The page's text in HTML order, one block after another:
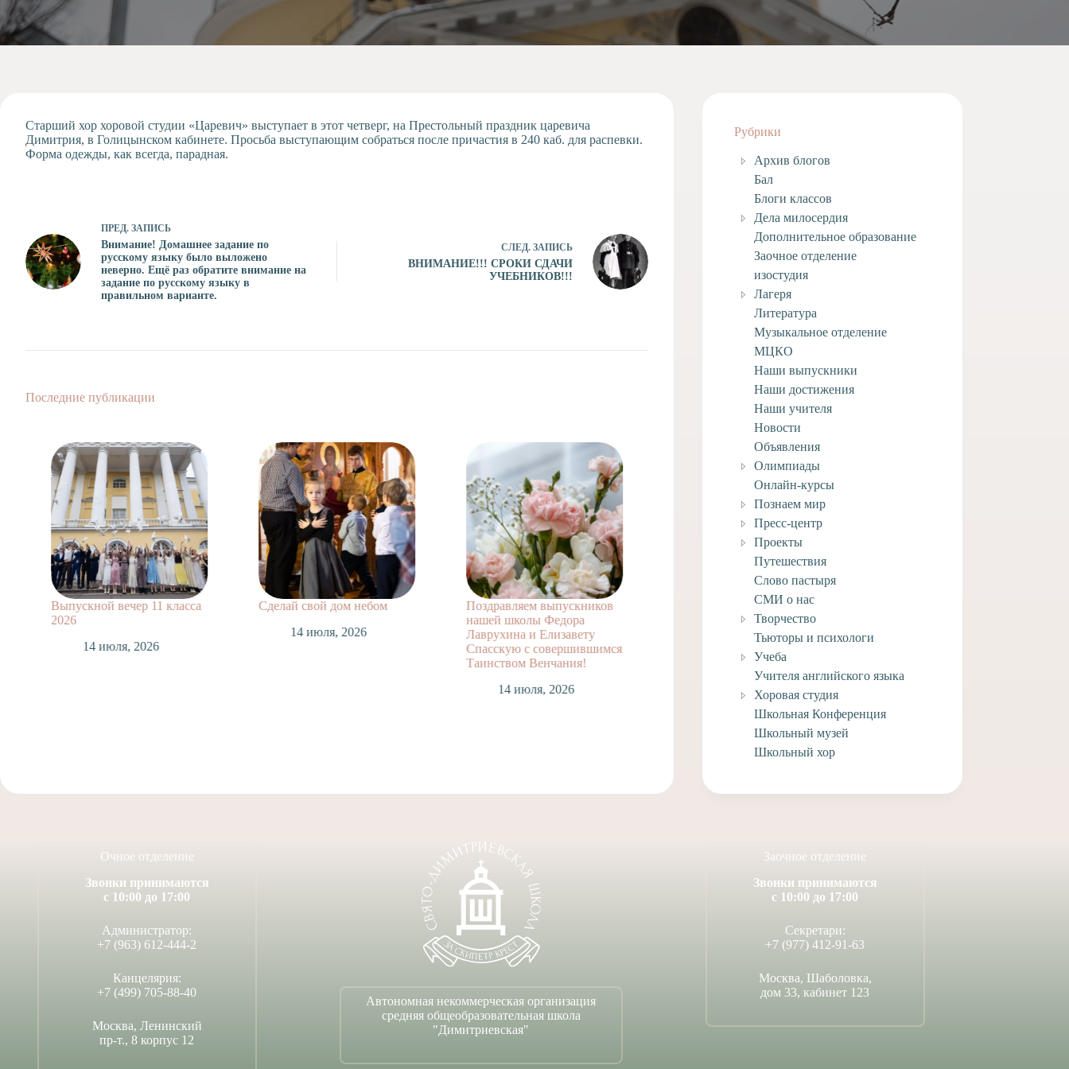
Проекты
отделение
Психологическая
Служба
Старший хор хоровой студии «Царевич» выступает в этот четверг, на Престольный праздник царевича
Димитрия, в Голицынском кабинете. Просьба выступающим собраться после причастия в 240 каб. для распевки.
Форма одежды, как всегда, парадная.
ПРЕД. ЗАПИСЬ
Внимание! Домашнее задание по
русскому языку было выложено
неверно. Ещё раз обратите внимание на
задание по русскому языку в
правильном варианте.
СЛЕД. ЗАПИСЬ
ВНИМАНИЕ!!! СРОКИ СДАЧИ
УЧЕБНИКОВ!!!
Последние публикации
Выпускной вечер 11 класса
2026
14 июля, 2026
Сделай свой дом небом
14 июля, 2026
Поздравляем выпускников
нашей школы Федора
Лаврухина и Елизавету
Спасскую с совершившимся
Таинством Венчания!
14 июля, 2026
Поздравляем учащегося
заочного отделения Анри
А. с творческими
14 июля, 2026
Рубрики
Архив блогов
Бал
Блоги классов
Дела милосердия
Дополнительное образование
Заочное отделение
изостудия
Лагеря
Литература
Музыкальное отделение
МЦКО
Наши выпускники
Наши достижения
Наши учителя
Новости
Объявления
Олимпиады
Онлайн-курсы
Познаем мир
Пресс-центр
Проекты
Путешествия
Слово пастыря
СМИ о нас
Творчество
Тьюторы и психологи
Учеба
Учителя английского языка
Хоровая студия
Школьная Конференция
Школьный музей
Школьный хор
Очное отделение
Звонки принимаются
с 10:00 до 17:00
Администратор:
+7 (963) 612-444-2
Канцелярия:
+7 (499) 705-88-40
Москва, Ленинский
пр-т., 8 корпус 12
Автономная некоммерческая организация
средняя общеобразовательная школа
"Димитриевская"
Заочное отделение
Звонки принимаются
с 10:00 до 17:00
Секретари:
+7 (977) 412-91-63
Москва, Шаболовка,
дом 33, кабинет 123